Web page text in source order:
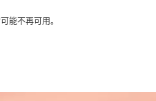
能不再可用。